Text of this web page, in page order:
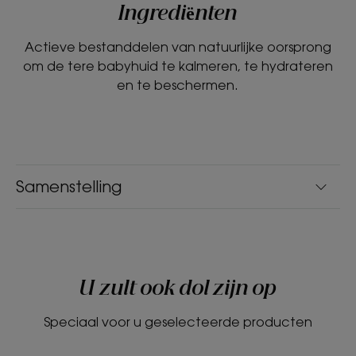
Ingrediënten
Actieve bestanddelen van natuurlijke oorsprong
om de tere babyhuid te kalmeren, te hydrateren
en te beschermen.
Samenstelling
U zult ook dol zijn op
Speciaal voor u geselecteerde producten